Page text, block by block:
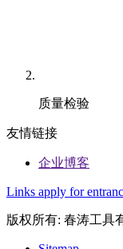
质量检验
友情链接
企业博客
Links apply for
版权所有: 春涛工具